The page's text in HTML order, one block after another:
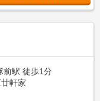
前駅 徒歩1分
軒家